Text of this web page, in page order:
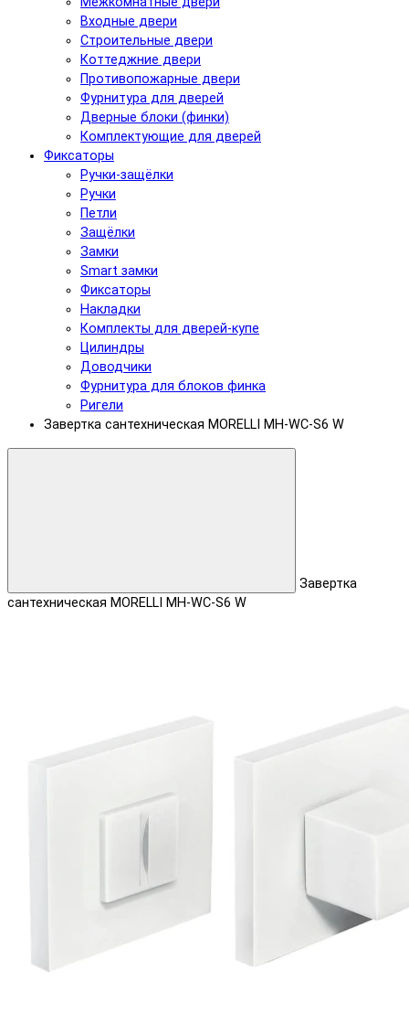
Входные двери
Строительные двери
Коттеджние двери
Противопожарные двери
Фурнитура для дверей
Дверные блоки (финки)
Комплектующие для дверей
Фиксаторы
Ручки-защёлки
Ручки
Петли
Защёлки
Замки
Smart замки
Фиксаторы
Накладки
Комплекты для дверей-купе
Цилиндры
Доводчики
Фурнитура для блоков финка
Ригели
Завертка сантехническая MORELLI MH-WC-S6 W
Завертка
сантехническая MORELLI MH-WC-S6 W